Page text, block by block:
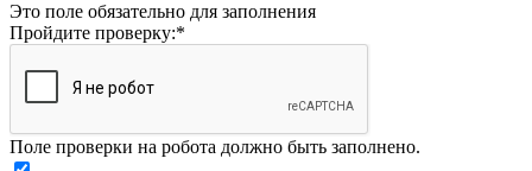
Это поле обязательно для заполнения
Пройдите проверку:*
Поле проверки на робота должно быть заполнено.